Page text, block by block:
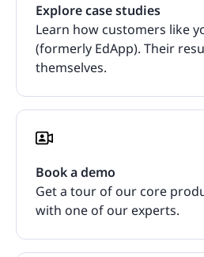
Explore case studies
Learn how customers like
(formerly EdApp). Their
themselves.
Book a demo
Get a tour of our core
with one of our experts.